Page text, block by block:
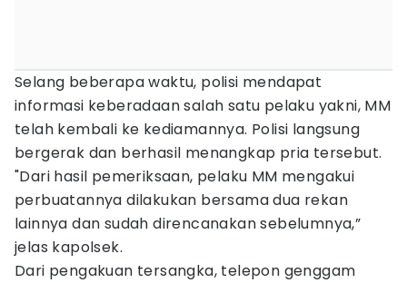
Selang beberapa waktu, polisi mendapat
informasi keberadaan salah satu pelaku yakni, MM
telah kembali ke kediamannya. Polisi langsung
bergerak dan berhasil menangkap pria tersebut.
"Dari hasil pemeriksaan, pelaku MM mengakui
perbuatannya dilakukan bersama dua rekan
lainnya dan sudah direncanakan sebelumnya,”
jelas kapolsek.
Dari pengakuan tersangka, telepon genggam